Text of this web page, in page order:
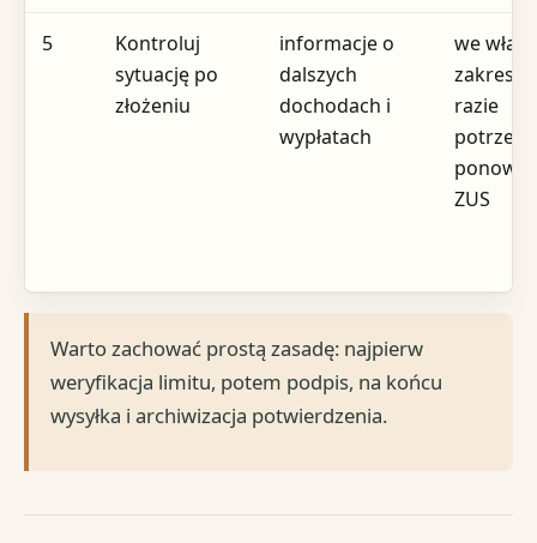
5
Kontroluj
sytuację po
złożeniu
informacje o
dalszych
dochodach i
wypłatach
we
razie
potrzeby
ZUS
Warto zachować prostą zasadę: najpierw
weryfikacja limitu, potem podpis, na końcu
wysyłka i archiwizacja potwierdzenia.